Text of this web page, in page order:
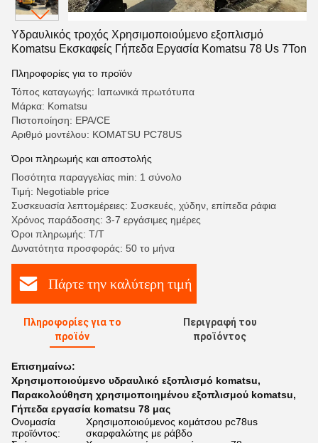
Υδραυλικός τροχός Χρησιμοποιούμενο εξοπλισμό
Komatsu Εκσκαφείς Γήπεδα Εργασία Komatsu 78 Us 7Ton
Πληροφορίες για το προϊόν
Τόπος καταγωγής: Ιαπωνικά πρωτότυπα
Μάρκα: Komatsu
Πιστοποίηση: EPA/CE
Αριθμό μοντέλου: KOMATSU PC78US
Όροι πληρωμής και αποστολής
Ποσότητα παραγγελίας min: 1 σύνολο
Τιμή: Negotiable price
Συσκευασία λεπτομέρειες: Συσκευές, χύδην, επίπεδα ράφια
Χρόνος παράδοσης: 3-7 εργάσιμες ημέρες
Όροι πληρωμής: Τ/Τ
Δυνατότητα προσφοράς: 50 το μήνα
Πάρτε την καλύτερη τιμή
Πληροφορίες για το
προϊόν
Περιγραφή του
προϊόντος
Επισημαίνω:
Χρησιμοποιούμενο υδραυλικό εξοπλισμό komatsu,
Παρακολούθηση χρησιμοποιημένου εξοπλισμού komatsu,
Γήπεδα εργασία komatsu 78 μας
Ονομασία
προϊόντος:
Χρησιμοποιούμενος κομάτσου pc78us
σκαρφαλώτης με ράβδο